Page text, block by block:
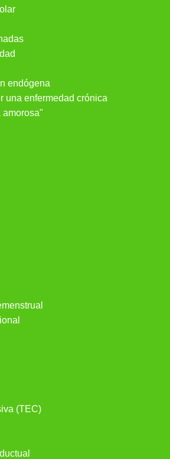
endógena
una enfermedad crónica
amorosa"
(TEC)